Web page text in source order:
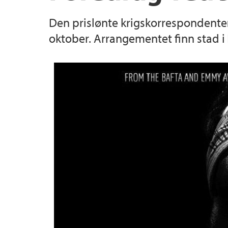
Utveksling
Innkjøp
Strategiplan 2023-2030
Den prislønte
oktober. Arrangementet finn stad